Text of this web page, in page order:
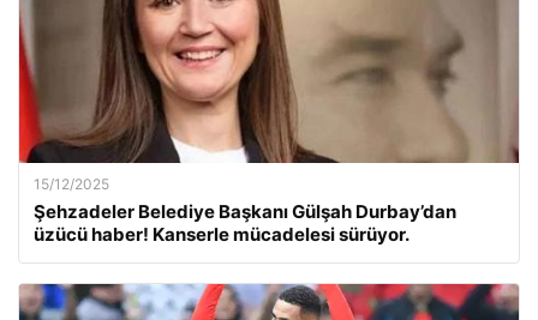
15/12/2025
Şehzadeler Belediye Başkanı Gülşah Durbay’dan
üzücü haber! Kanserle mücadelesi sürüyor.